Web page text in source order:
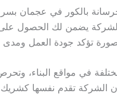
بالكور في عجمان
يضمن لك الحصول
تؤكد جودة العمل
في مواقع البناء،
الشركة تقدم نفسها